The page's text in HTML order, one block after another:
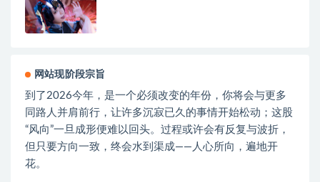
网站现阶段宗旨
到了2026今年，是一个必须改变的年份，你将会与更多
同路人并肩前行，让许多沉寂已久的事情开始松动；这股
“风向”一旦成形便难以回头。过程或许会有反复与波折，
但只要方向一致，终会水到渠成——人心所向，遍地开
花。